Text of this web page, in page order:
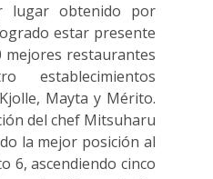
lugar obtenido por
estar presente
mejores restaurantes
establecimientos
Mayta y Mérito.
del chef Mitsuharu
la mejor posición al
6, ascendiendo cinco